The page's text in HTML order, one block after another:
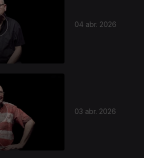
04 abr. 2026
03 abr. 2026